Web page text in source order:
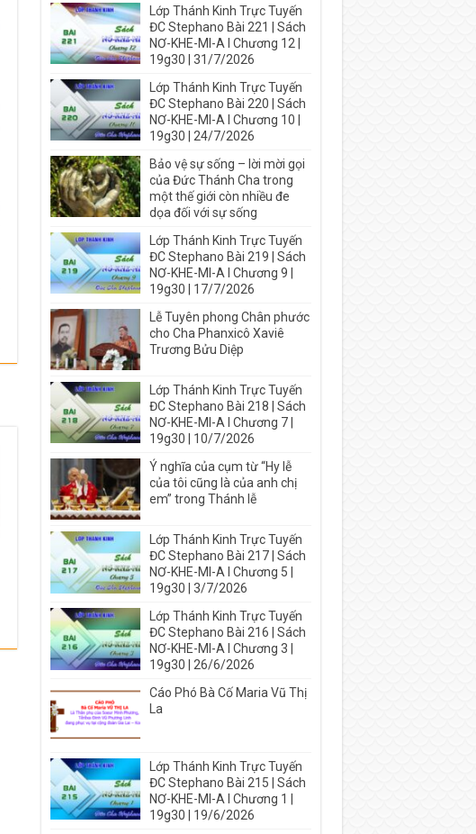
Lớp Thánh Kinh Trực Tuyến
ĐC Stephano Bài 221 | Sách
NƠ-KHE-MI-A I Chương 12 |
19g30 | 31/7/2026
Lớp Thánh Kinh Trực Tuyến
ĐC Stephano Bài 220 | Sách
NƠ-KHE-MI-A I Chương 10 |
19g30 | 24/7/2026
Bảo vệ sự sống – lời mời gọi
của Đức Thánh Cha trong
một thế giới còn nhiều đe
dọa đối với sự sống
Lớp Thánh Kinh Trực Tuyến
ĐC Stephano Bài 219 | Sách
NƠ-KHE-MI-A I Chương 9 |
19g30 | 17/7/2026
Lễ Tuyên phong Chân phước
cho Cha Phanxicô Xaviê
Trương Bửu Diệp
Lớp Thánh Kinh Trực Tuyến
ĐC Stephano Bài 218 | Sách
NƠ-KHE-MI-A I Chương 7 |
19g30 | 10/7/2026
Ý nghĩa của cụm từ “Hy lễ
của tôi cũng là của anh chị
em” trong Thánh lễ
Lớp Thánh Kinh Trực Tuyến
ĐC Stephano Bài 217 | Sách
NƠ-KHE-MI-A I Chương 5 |
19g30 | 3/7/2026
Lớp Thánh Kinh Trực Tuyến
ĐC Stephano Bài 216 | Sách
NƠ-KHE-MI-A I Chương 3 |
19g30 | 26/6/2026
Cáo Phó Bà Cố Maria Vũ Thị
La
Lớp Thánh Kinh Trực Tuyến
ĐC Stephano Bài 215 | Sách
NƠ-KHE-MI-A I Chương 1 |
19g30 | 19/6/2026